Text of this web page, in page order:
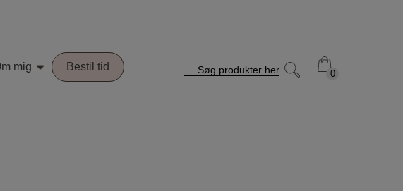
mig Bestil tid Søg produkter her 0
0